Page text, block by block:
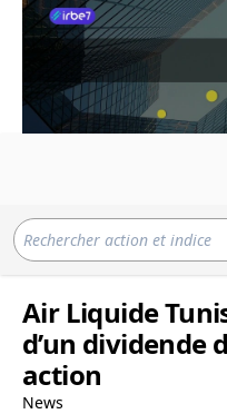
Air Liquide
d’un dividende
action
News